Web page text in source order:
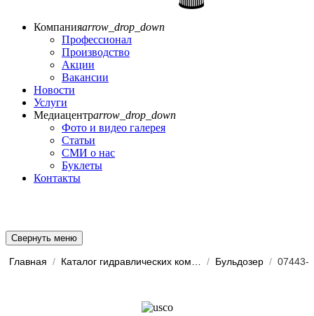
Компанияarrow_drop_down
Профессионал
Производство
Акции
Вакансии
Новости
Услуги
Медиацентрarrow_drop_down
Фото и видео галерея
Статьи
СМИ о нас
Буклеты
Контакты
Свернуть меню
Главная / / Бульдозер / 07443-